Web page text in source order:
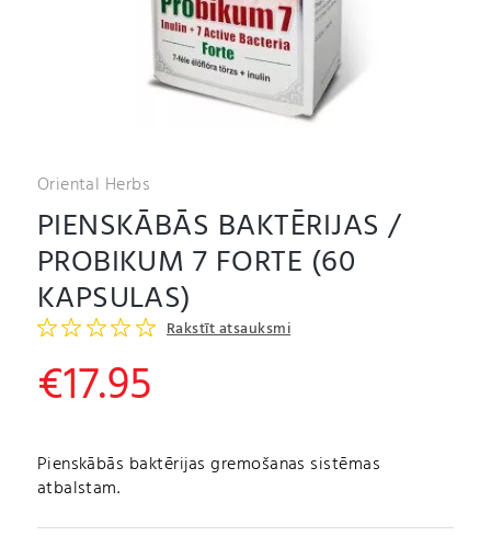
Oriental Herbs
PIENSKĀBĀS BAKTĒRIJAS /
PROBIKUM 7 FORTE (60
KAPSULAS)
Rakstīt atsauksmi
€17.95
Pienskābās baktērijas gremošanas sistēmas
atbalstam.